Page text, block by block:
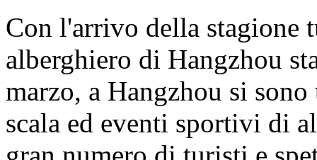
Con l'arrivo della stagione
alberghiero di Hangzhou
marzo, a Hangzhou si
scala ed eventi sportivi di